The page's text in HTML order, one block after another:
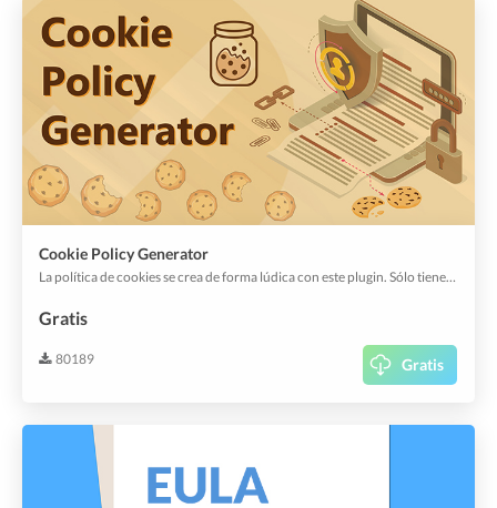
Cookie Policy Generator
La política de cookies se crea de forma lúdica con este plugin. Sólo tienes que editar el nombre de tu empresa y listo.
Gratis
80189 Gratis